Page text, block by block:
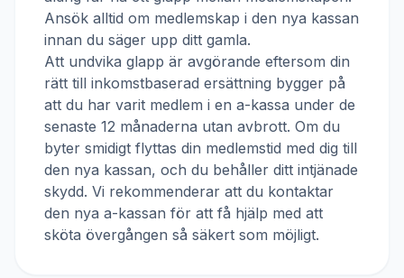
Ansök alltid om medlemskap i den nya kassan
innan du säger upp ditt gamla.
Att undvika glapp är avgörande eftersom din
rätt till inkomstbaserad ersättning bygger på
att du har varit medlem i en a-kassa under de
senaste 12 månaderna utan avbrott. Om du
byter smidigt flyttas din medlemstid med dig till
den nya kassan, och du behåller ditt intjänade
skydd. Vi rekommenderar att du kontaktar
den nya a-kassan för att få hjälp med att
sköta övergången så säkert som möjligt.